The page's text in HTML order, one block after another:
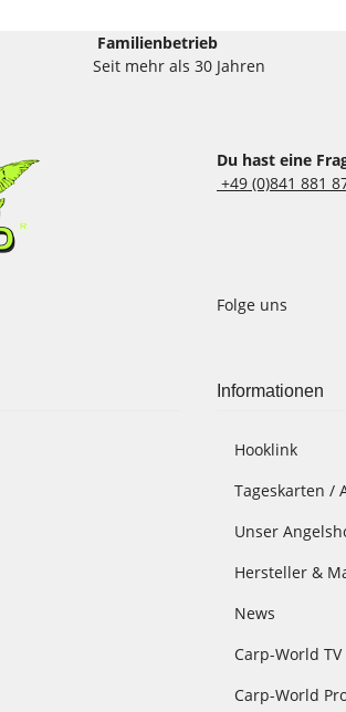
Familienbetrieb
Seit mehr als 30 Jahren
Du hast eine
+49 (0)841 881
Folge uns
Informationen
Hooklink
Tageskarten /
Unser
Hersteller &
News
Carp-World TV
Carp-World